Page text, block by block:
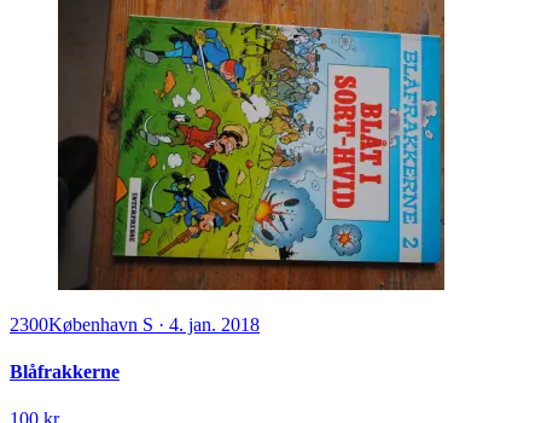
2300København S · 4. jan. 2018
Blåfrakkerne